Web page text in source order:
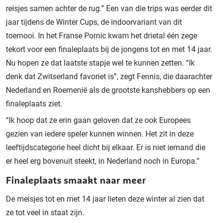
reisjes samen achter de rug.” Een van die trips was eerder dit
jaar tijdens de Winter Cups, de indoorvariant van dit
toernooi. In het Franse Pornic kwam het drietal één zege
tekort voor een finaleplaats bij de jongens tot en met 14 jaar.
Nu hopen ze dat laatste stapje wel te kunnen zetten. “Ik
denk dat Zwitserland favoriet is”, zegt Fennis, die daarachter
Nederland en Roemenië als de grootste kanshebbers op een
finaleplaats ziet.
“Ik hoop dat ze erin gaan geloven dat ze ook Europees
gezien van iedere speler kunnen winnen. Het zit in deze
leeftijdscategorie heel dicht bij elkaar. Er is niet iemand die
er heel erg bovenuit steekt, in Nederland noch in Europa.”
Finaleplaats smaakt naar meer
De meisjes tot en met 14 jaar lieten deze winter al zien dat
ze tot veel in staat zijn.